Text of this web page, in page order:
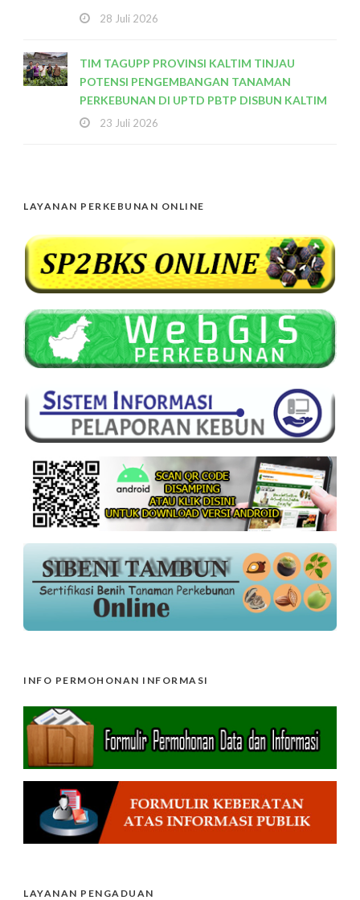
28 Juli 2026
TIM TAGUPP PROVINSI KALTIM TINJAU
POTENSI PENGEMBANGAN TANAMAN
PERKEBUNAN DI UPTD PBTP DISBUN KALTIM
23 Juli 2026
LAYANAN PERKEBUNAN ONLINE
INFO PERMOHONAN INFORMASI
LAYANAN PENGADUAN